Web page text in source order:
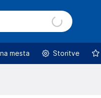
mesta Storitve